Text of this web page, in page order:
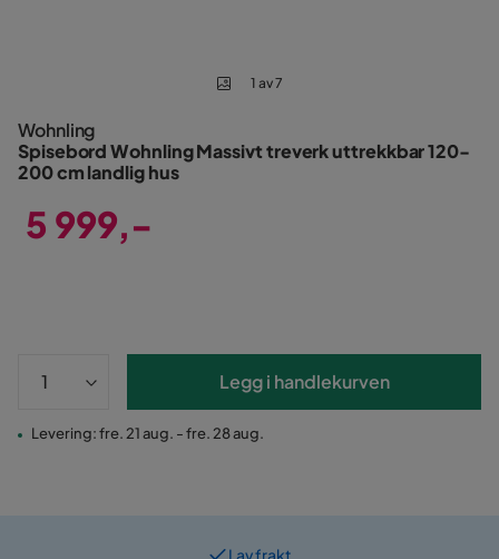
1 av 7
Wohnling
Spisebord Wohnling Massivt treverk uttrekkbar 120-
200 cm landlig hus
5 999,-
Legg i handlekurven
Levering: fre. 21 aug. - fre. 28 aug.